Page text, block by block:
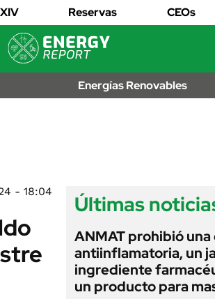
Reservas CEOs
Energías Renovables
- 18:04 Últimas
ANMAT prohibió una
antiinflamatoria, un
ingrediente
un producto para